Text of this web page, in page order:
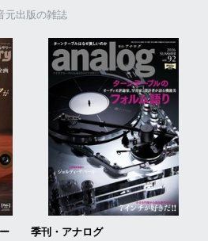
元出版の雑誌
季刊・アナログ